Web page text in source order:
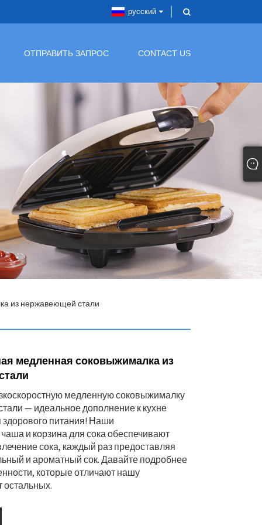
русский
ОТПРАВИТЬ ЗАПРОС CONTACT US
из нержавеющей стали
медленная соковыжималка из
медленную соковыжималку
— идеальное дополнение к кухне
здорового питания! Наши
и корзина для сока обеспечивают
сока, каждый раз предоставляя
и ароматный сок. Давайте подробнее
которые отличают нашу
остальных.